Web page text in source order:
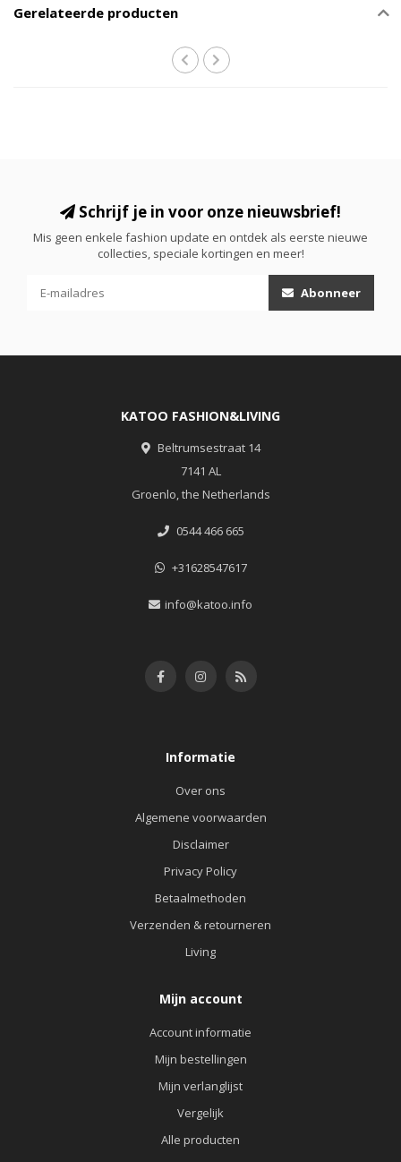
Gerelateerde producten
Schrijf je in voor onze nieuwsbrief!
Mis geen enkele fashion update en ontdek als eerste nieuwe
collecties, speciale kortingen en meer!
Abonneer
KATOO FASHION&LIVING
Beltrumsestraat 14
7141 AL
Groenlo, the Netherlands
0544 466 665
+31628547617
info@katoo.info
Informatie
Over ons
Algemene voorwaarden
Disclaimer
Privacy Policy
Betaalmethoden
Verzenden & retourneren
Living
Mijn account
Account informatie
Mijn bestellingen
Mijn verlanglijst
Vergelijk
Alle producten